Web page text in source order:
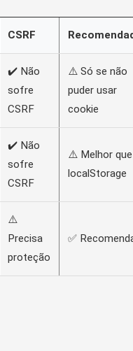
CSRF
✔️ Não
sofre
CSRF
⚠️ Só se não
puder usar
cookie
✔️ Não
sofre
CSRF
⚠️ Melhor que
localStorage
⚠️
Precisa
proteção
✅